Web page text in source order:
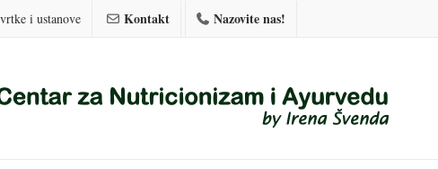
i ustanove Kontakt Nazovite nas!